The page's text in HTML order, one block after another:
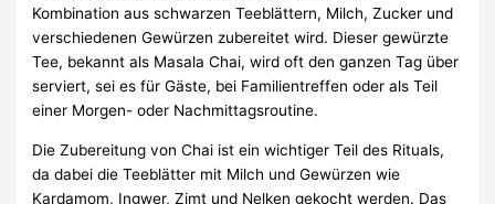
Kombination aus schwarzen Teeblättern, Milch, Zucker und
verschiedenen Gewürzen zubereitet wird. Dieser gewürzte
Tee, bekannt als Masala Chai, wird oft den ganzen Tag über
serviert, sei es für Gäste, bei Familientreffen oder als Teil
einer Morgen- oder Nachmittagsroutine.
Die Zubereitung von Chai ist ein wichtiger Teil des Rituals,
da dabei die Teeblätter mit Milch und Gewürzen wie
Kardamom, Ingwer, Zimt und Nelken gekocht werden. Das